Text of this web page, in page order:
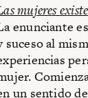
mujeres
enunciante
suceso al
un sentido